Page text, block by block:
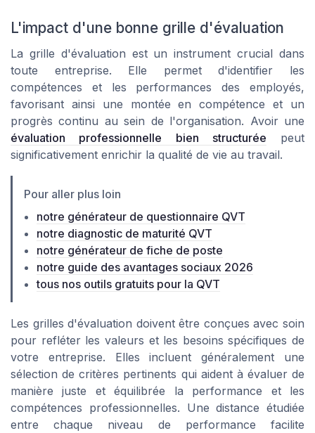
L'impact d'une bonne grille d'évaluation
La grille d'évaluation est un instrument crucial dans
toute entreprise. Elle permet d'identifier les
compétences et les performances des employés,
favorisant ainsi une montée en compétence et un
progrès continu au sein de l'organisation. Avoir une
évaluation professionnelle bien structurée peut
significativement enrichir la qualité de vie au travail.
Pour aller plus loin
notre générateur de questionnaire QVT
notre diagnostic de maturité QVT
notre générateur de fiche de poste
notre guide des avantages sociaux 2026
tous nos outils gratuits pour la QVT
Les grilles d'évaluation doivent être conçues avec soin
pour refléter les valeurs et les besoins spécifiques de
votre entreprise. Elles incluent généralement une
sélection de critères pertinents qui aident à évaluer de
manière juste et équilibrée la performance et les
compétences professionnelles. Une distance étudiée
entre chaque niveau de performance facilite